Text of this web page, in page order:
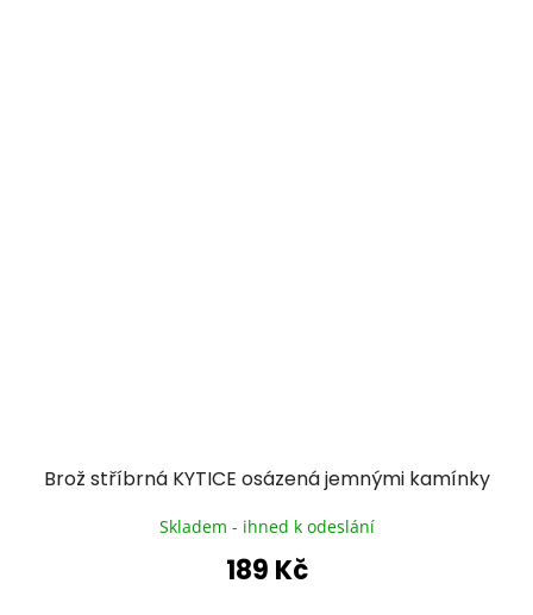
Brož stříbrná KYTICE osázená jemnými kamínky
Skladem - ihned k odeslání
189 Kč